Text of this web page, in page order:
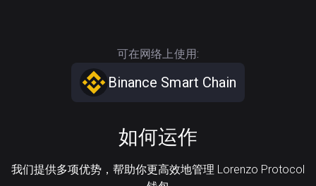
可在网络上使用:
Binance Smart Chain
如何运作
我们提供多项优势，帮助你更高效地管理 Lorenzo Protocol